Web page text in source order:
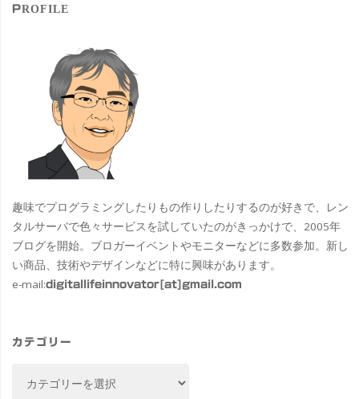
PROFILE
趣味でプログラミングしたりもの作りしたりするのが好きで、レン
タルサーバで色々サービスを試していたのがきっかけで、2005年
ブログを開始。ブロガーイベントやモニターなどに多数参加。新し
い商品、技術やデザインなどに特に興味があります。
e-mail:digitallifeinnovator[at]gmail.com
カテゴリー